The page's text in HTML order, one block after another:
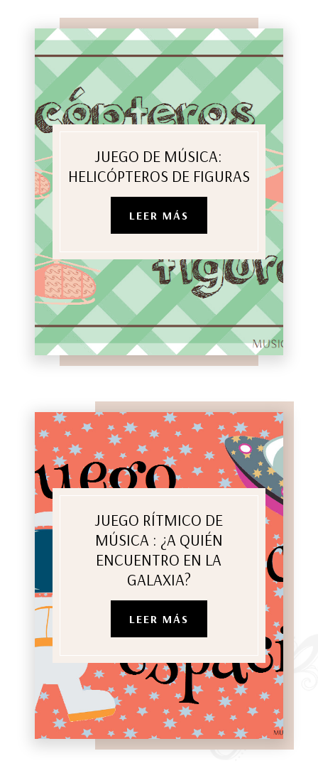
JUEGO DE MÚSICA:
HELICÓPTEROS DE FIGURAS
LEER MÁS
JUEGO RÍTMICO DE
MÚSICA : ¿A QUIÉN
ENCUENTRO EN LA
GALAXIA?
LEER MÁS